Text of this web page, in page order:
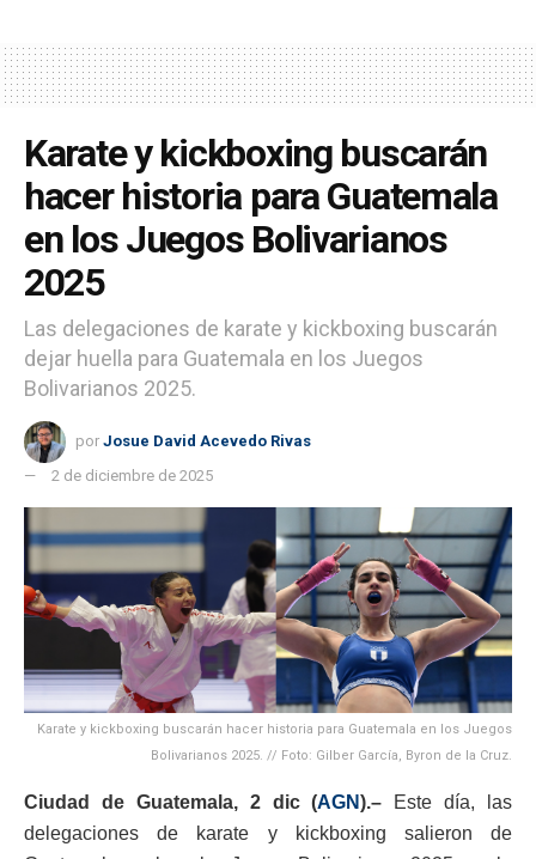
Karate y kickboxing buscarán
hacer historia para Guatemala
en los Juegos Bolivarianos
2025
Las delegaciones de karate y kickboxing buscarán
dejar huella para Guatemala en los Juegos
Bolivarianos 2025.
por Josue David Acevedo Rivas
2 de diciembre de 2025
Karate y kickboxing buscarán hacer historia para Guatemala en los Juegos
Bolivarianos 2025. // Foto: Gilber García, Byron de la Cruz.
Ciudad de Guatemala, 2 dic (AGN).–
Este día, las
delegaciones de karate y kickboxing salieron de